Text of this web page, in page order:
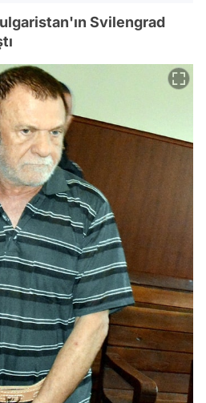
Svilengrad